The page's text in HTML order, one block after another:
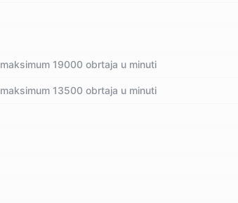
maksimum 19000 obrtaja u minuti
maksimum 13500 obrtaja u minuti